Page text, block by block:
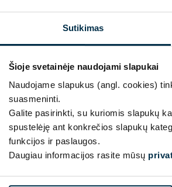
Sutikimas
Šioje svetainėje naudojami slapukai
Naudojame slapukus (angl. cookies)
suasmeninti.
Galite pasirinkti, su kuriomis slapukų
spustelėję ant konkrečios slapukų
funkcijos ir paslaugos.
Daugiau informacijos rasite mūsų
energiją